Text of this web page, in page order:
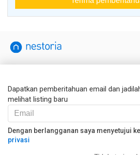
Dapatkan pemberitahuan email dan
melihat listing baru
Dengan berlangganan saya menyetujui
privasi
Kontak kami
Hukum
Syarat dan ketentuan
Kebijakan privasi
Kebijakan Cookies